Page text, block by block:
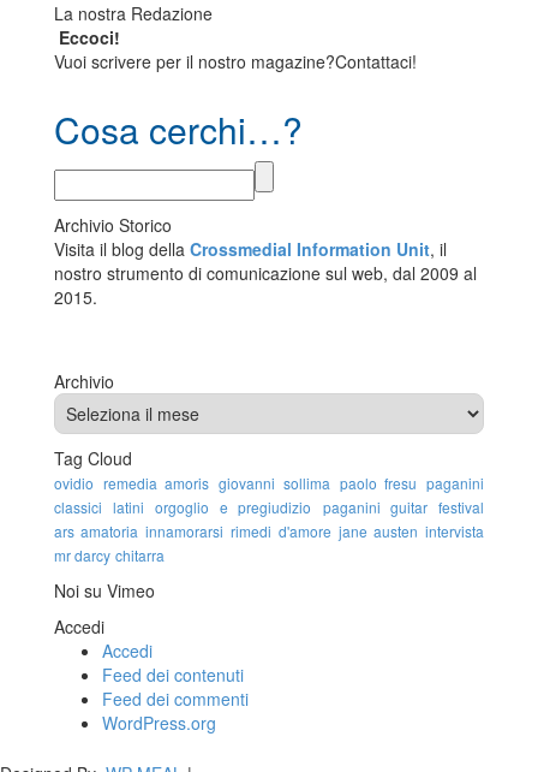
La nostra Redazione
Eccoci!
Vuoi scrivere per il nostro magazine?Contattaci!
Cosa cerchi…?
Archivio Storico
Visita il blog della Crossmedial Information Unit, il
nostro strumento di comunicazione sul web, dal 2009 al
2015.
Archivio
Tag Cloud
ovidio remedia amoris giovanni sollima paolo fresu paganini
classici latini orgoglio e pregiudizio
paganini guitar festival
ars amatoria innamorarsi rimedi d'amore jane austen intervista
mr darcy chitarra
Noi su Vimeo
Accedi
Accedi
Feed dei contenuti
Feed dei commenti
WordPress.org